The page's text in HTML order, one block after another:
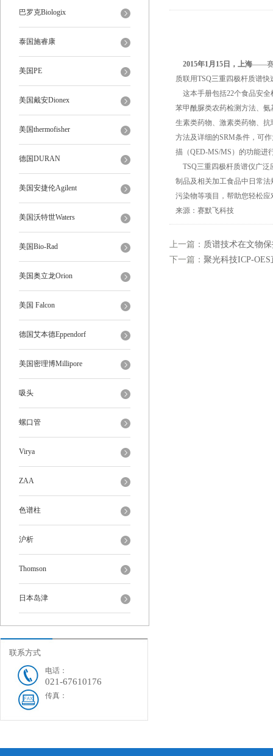
巴罗克Biologix
泰国施睿康
美国PE
美国戴安Dionex
美国thermofisher
德国DURAN
美国安捷伦Agilent
美国沃特世Waters
美国Bio-Rad
美国奥立龙Orion
美国 Falcon
德国艾本德Eppendorf
美国密理博Millipore
吸头
螺口管
Virya
ZAA
色谱柱
沪析
Thomson
日本岛津
联系方式
电话：
021-67610176
传真：
2015年1月15日，上海——赛
质联用TSQ三重四极杆质谱
这本手册包括22个食品安全
苯甲酰脲类农药检测方法、
生素类药物、激素类药物、
方法及详细的SRM条件，可
描（QED-MS/MS）的功能进
TSQ三重四极杆质谱仪广泛
制品及相关加工食品中日常
污染物等项目，帮助您轻松
来源：赛默飞科技
上一篇： 质谱技术在文物
下一篇： 聚光科技ICP-